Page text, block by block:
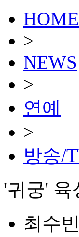
HOME
>
NEWS
>
연예
>
방송/
'귀궁' 육
최수